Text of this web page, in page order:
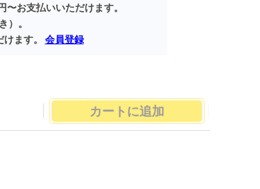
〜お支払いいただけます。
）。
ます。 会員登録
カートに追加